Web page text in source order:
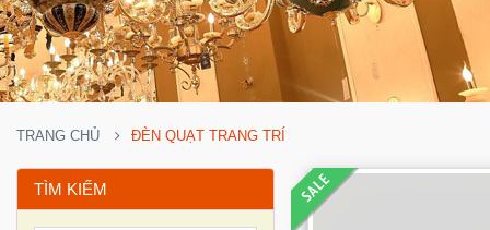
TRANG CHỦ ĐÈN QUẠT TRANG TRÍ
TÌM KIẾM